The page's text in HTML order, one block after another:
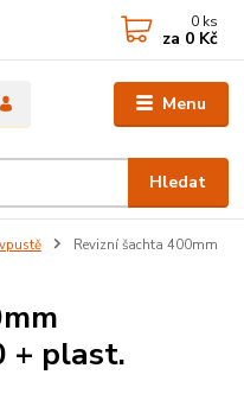
Menu
Hledat
0 ks
za 0 Kč
Revizní šachta 400mm
+ plast.